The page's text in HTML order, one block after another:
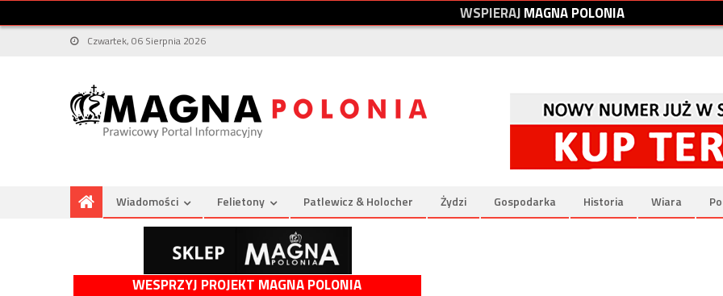
WSPIERAJMAGNAPOLONIA
Czwartek, 06 Sierpnia 2026
Wiadomości Felietony Patlewicz & Holocher Żydzi Gospodarka Historia Wiara
WESPRZYJ PROJEKT MAGNA POLONIA